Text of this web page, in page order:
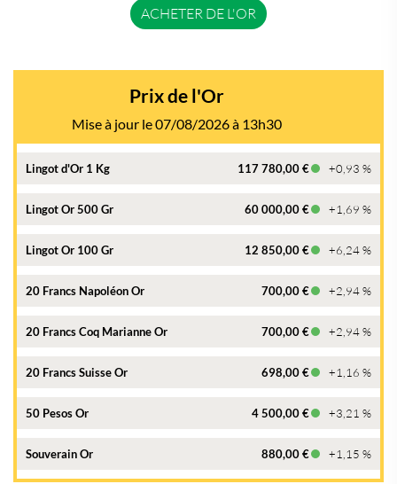
ACHETER DE L'OR
Prix de l'Or
Mise à jour le 07/08/2026 à 13h30
Lingot d'Or 1 Kg 117 780,00 € +0,93 %
Lingot Or 500 Gr 60 000,00 € +1,69 %
Lingot Or 100 Gr 12 850,00 € +6,24 %
20 Francs Napoléon Or 700,00 € +2,94 %
20 Francs Coq Marianne Or 700,00 € +2,94 %
20 Francs Suisse Or 698,00 € +1,16 %
50 Pesos Or 4 500,00 € +3,21 %
Souverain Or 880,00 € +1,15 %